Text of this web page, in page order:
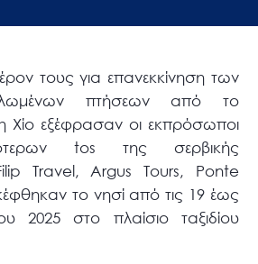
τους για επανεκκίνηση των
πτήσεων από το
Χίο εξέφρασαν οι εκπρόσωποι
tos της σερβικής
Travel, Argus Tours, Ponte
το νησί από τις 19 έως
2025 στο πλαίσιο ταξιδίου